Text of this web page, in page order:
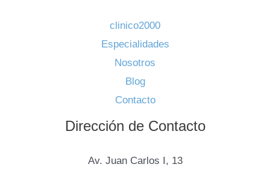
clinico2000
Especialidades
Nosotros
Blog
Contacto
Dirección de Contacto
Av. Juan Carlos I, 13